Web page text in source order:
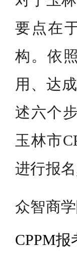
要点在
构。依
用、达
述六个
玉林市
进行报名
众智商
CPPM报